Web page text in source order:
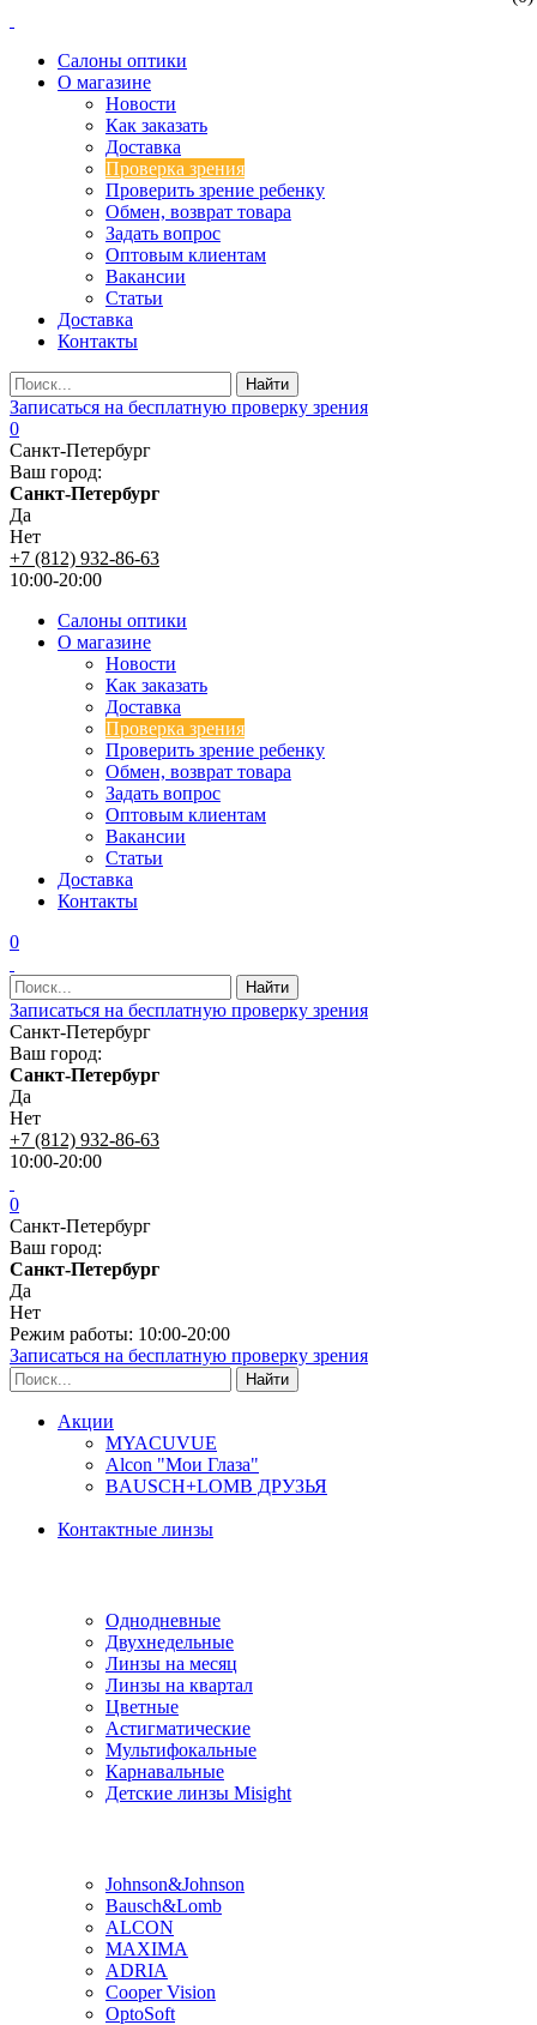
Салоны оптики
О магазине
Новости
Как заказать
Доставка
Проверка зрения
Проверить зрение ребенку
Обмен, возврат товара
Задать вопрос
Оптовым клиентам
Вакансии
Статьи
Доставка
Контакты
Записаться на бесплатную проверку зрения
0
Санкт-Петербург
Ваш город:
Санкт-Петербург
Да
Нет
+7 (812) 932-86-63
10:00-20:00
Салоны оптики
О магазине
Новости
Как заказать
Доставка
Проверка зрения
Проверить зрение ребенку
Обмен, возврат товара
Задать вопрос
Оптовым клиентам
Вакансии
Статьи
Доставка
Контакты
0
Записаться на бесплатную проверку зрения
Санкт-Петербург
Ваш город:
Санкт-Петербург
Да
Нет
+7 (812) 932-86-63
10:00-20:00
0
Санкт-Петербург
Ваш город:
Санкт-Петербург
Да
Нет
Режим работы: 10:00-20:00
Записаться на бесплатную проверку зрения
Акции
MYACUVUE
Alcon "Мои Глаза"
BAUSCH+LOMB ДРУЗЬЯ
Контактные линзы
Однодневные
Двухнедельные
Линзы на месяц
Линзы на квартал
Цветные
Астигматические
Мультифокальные
Карнавальные
Детские линзы Misight
Johnson&Johnson
Bausch&Lomb
ALCON
MAXIMA
ADRIA
Cooper Vision
OptoSoft